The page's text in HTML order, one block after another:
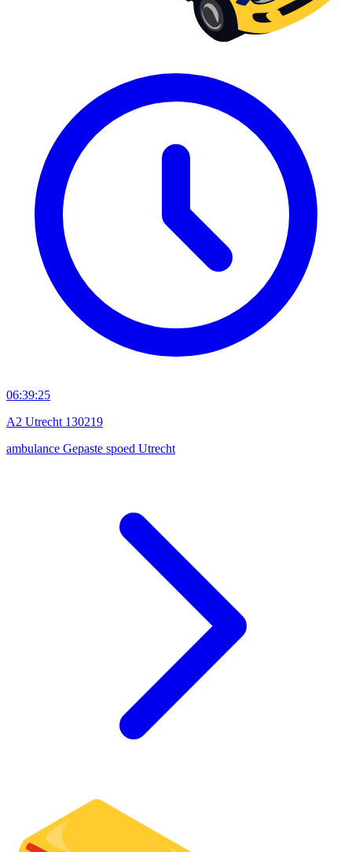
06:39:25
A2 Utrecht 130219
ambulance Gepaste spoed Utrecht